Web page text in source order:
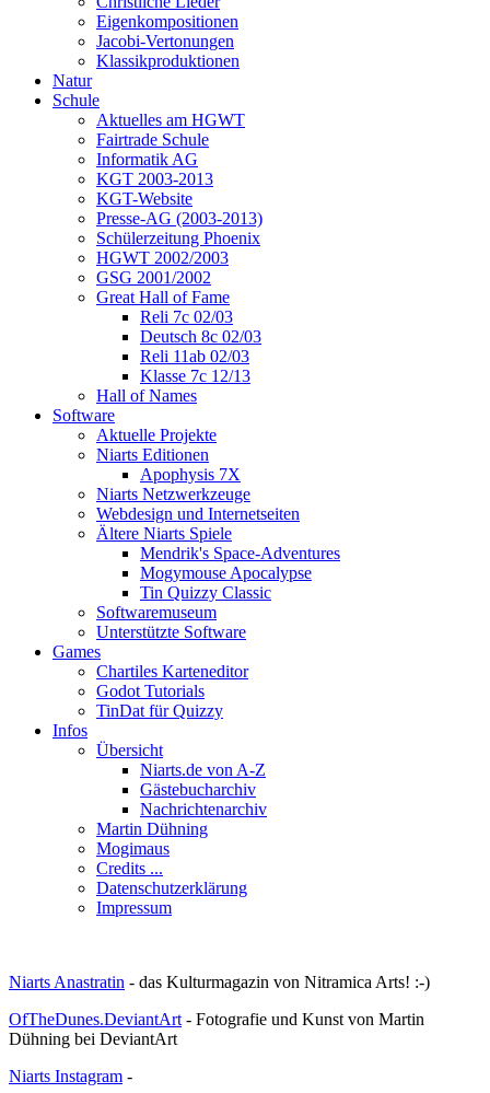
Eigenkompositionen
Jacobi-Vertonungen
Klassikproduktionen
Natur
Schule
Aktuelles am HGWT
Fairtrade Schule
Informatik AG
KGT 2003-2013
KGT-Website
Presse-AG (2003-2013)
Schülerzeitung Phoenix
HGWT 2002/2003
GSG 2001/2002
Great Hall of Fame
Reli 7c 02/03
Deutsch 8c 02/03
Reli 11ab 02/03
Klasse 7c 12/13
Hall of Names
Software
Aktuelle Projekte
Niarts Editionen
Apophysis 7X
Niarts Netzwerkzeuge
Webdesign und Internetseiten
Ältere Niarts Spiele
Mendrik's Space-Adventures
Mogymouse Apocalypse
Tin Quizzy Classic
Softwaremuseum
Unterstützte Software
Games
Chartiles Karteneditor
Godot Tutorials
TinDat für Quizzy
Infos
Übersicht
Niarts.de von A-Z
Gästebucharchiv
Nachrichtenarchiv
Martin Dühning
Mogimaus
Credits ...
Datenschutzerklärung
Impressum
Niarts Anastratin - das Kulturmagazin von Nitramica Arts! :-)
OfTheDunes.DeviantArt- Fotografie und Kunst von Martin
Dühning bei DeviantArt
Niarts Instagram -